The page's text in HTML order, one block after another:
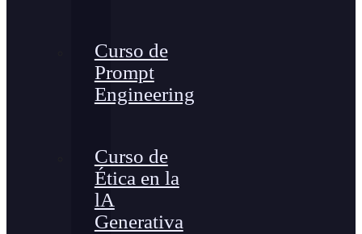
Curso de
Prompt
Engineering
Curso de
Ética en la
lA
Generativa